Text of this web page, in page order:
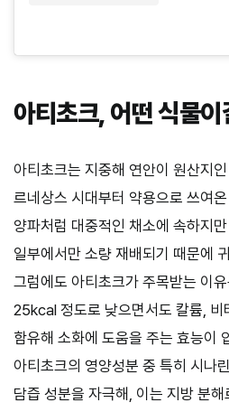
아티초크, 어떤 식물
아티초크는 지중해 연안이 원산지
르네상스 시대부터 약용으로 쓰여
양파처럼 대중적인 채소에 속하지
일부에서만 소량 재배되기 때문에
그럼에도 아티초크가 주목받는 이
25kcal 정도로 낮으면서도 칼륨, 비
함유해 소화에 도움을 주는 효능이
아티초크의 영양성분 중 특히 시나
담즙 성분을 자극해, 이는 지방 분